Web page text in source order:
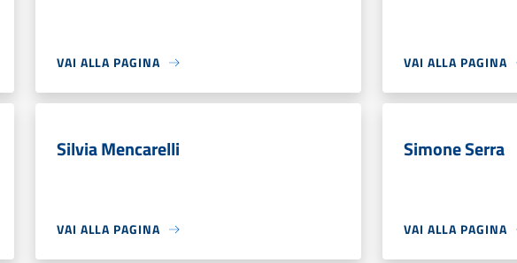
VAI ALLA PAGINA VAI ALLA PAGINA
Silvia Mencarelli
VAI ALLA PAGINA
Simone Serra
VAI ALLA PAGINA